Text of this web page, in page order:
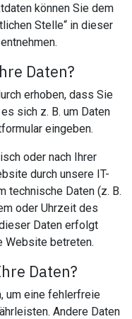
können Sie dem
Stelle“ in dieser
Daten?
erhoben, dass Sie
sich z. B. um Daten
eingeben.
oder nach Ihrer
durch unsere IT-
technische Daten (z. B.
oder Uhrzeit des
Daten erfolgt
Website betreten.
Daten?
um eine fehlerfreie
Andere Daten